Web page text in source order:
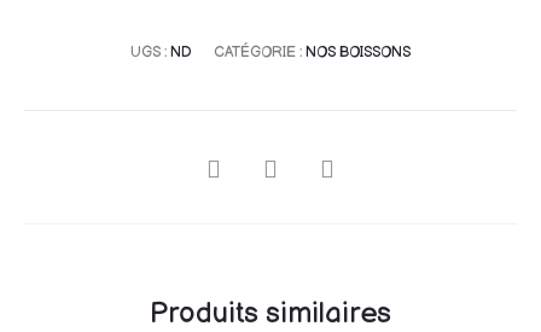
UGS : ND CATÉGORIE : NOS BOISSONS
Produits similaires